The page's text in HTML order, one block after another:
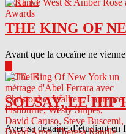
THE KING OF
Avant que la cocaïne ne
04.10.13
SOLSAY, LE HIP
Avec sa dégaine d’étudiant en